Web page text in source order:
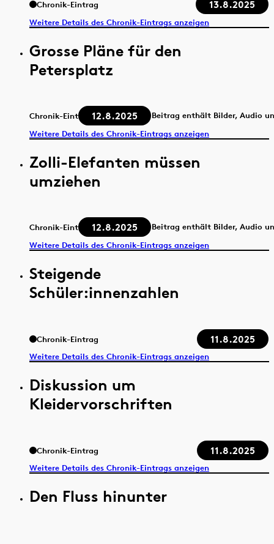
Chronik-Eintrag 13.8.2025
Weitere Details des Chronik-Eintrags anzeigen
Grosse Pläne für den
Petersplatz
Chronik-Eintrag 12.8.2025
Beitrag enthält Bilder, Audio
Weitere Details des Chronik-Eintrags anzeigen
Zolli-Elefanten müssen
umziehen
Chronik-Eintrag 12.8.2025
Beitrag enthält Bilder, Audio
Weitere Details des Chronik-Eintrags anzeigen
Steigende
Schüler:innenzahlen
Chronik-Eintrag 11.8.2025
Weitere Details des Chronik-Eintrags anzeigen
Diskussion um
Kleidervorschriften
Chronik-Eintrag 11.8.2025
Weitere Details des Chronik-Eintrags anzeigen
Den Fluss hinunter